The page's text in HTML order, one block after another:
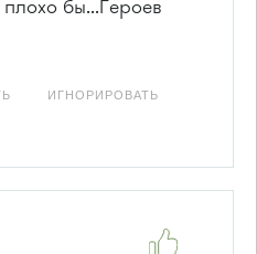
бы...Героев
ИГНОРИРОВАТЬ